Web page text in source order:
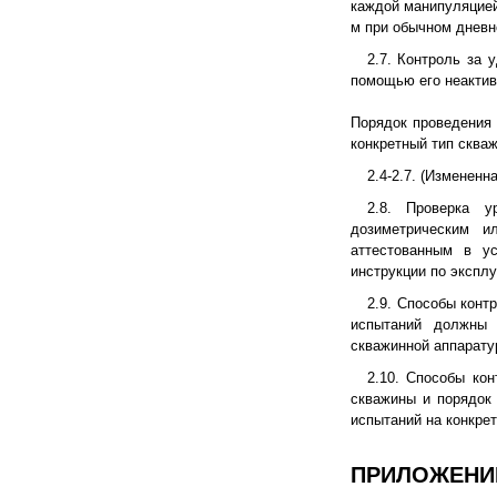
каждой
м при обычном
2.7. Контроль за
помощью его
Порядок
конкретный тип
2.4-2.7.
2.8. Проверка
дозиметрическим
аттестованным в
инструкции по
2.9. Способы
испытаний должны
скважинной
2.10. Способы
скважины и порядок
испытаний на